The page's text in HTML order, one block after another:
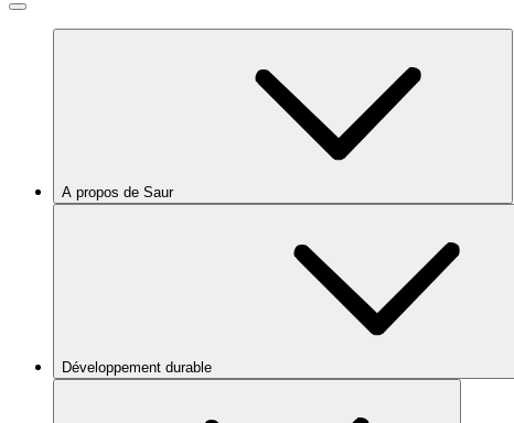
A propos de Saur
Développement durable